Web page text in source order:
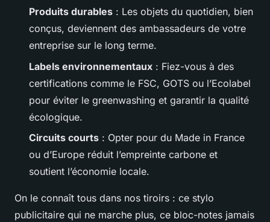
Produits durables : Les objets du quotidien, bien
conçus, deviennent des ambassadeurs de votre
entreprise sur le long terme.
Labels environnementaux : Fiez-vous à des
certifications comme le FSC, GOTS ou l’Ecolabel
pour éviter le greenwashing et garantir la qualité
écologique.
Circuits courts : Opter pour du Made in France
ou d’Europe réduit l’empreinte carbone et
soutient l’économie locale.
On le connaît tous dans nos tiroirs : ce stylo
publicitaire qui ne marche plus, ce bloc-notes jamais